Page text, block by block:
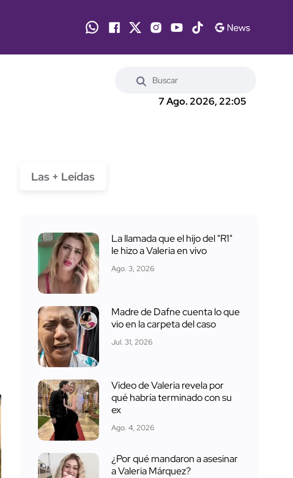
7 Ago. 2026, 22:05
Las + Leídas
La llamada que el hijo del "R1"
le hizo a Valeria en vivo
Ago. 3, 2026
Madre de Dafne cuenta lo que
vio en la carpeta del caso
Jul. 31, 2026
Video de Valeria revela por
qué habría terminado con su
ex
Ago. 4, 2026
¿Por qué mandaron a asesinar
a Valeria Márquez?